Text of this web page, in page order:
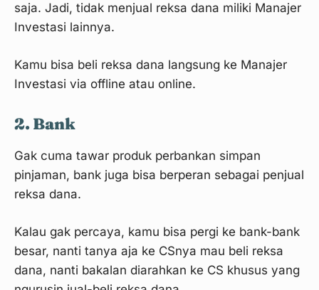
saja. Jadi, tidak menjual reksa dana miliki Manajer
Investasi lainnya.
Kamu bisa beli reksa dana langsung ke Manajer
Investasi via offline atau online.
2. Bank
Gak cuma tawar produk perbankan simpan
pinjaman, bank juga bisa berperan sebagai penjual
reksa dana.
Kalau gak percaya, kamu bisa pergi ke bank-bank
besar, nanti tanya aja ke CSnya mau beli reksa
dana, nanti bakalan diarahkan ke CS khusus yang